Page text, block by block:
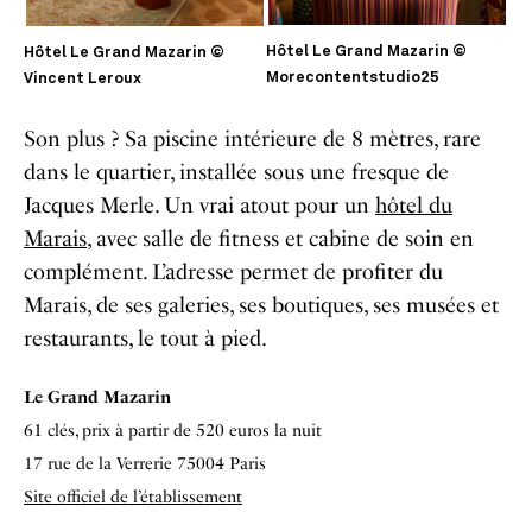
Hôtel Le Grand Mazarin ©
Vincent Leroux
Hôtel Le Grand Mazarin ©
Morecontentstudio25
Son plus ? Sa piscine intérieure de 8 mètres, rare
dans le quartier, installée sous une fresque de
Jacques Merle. Un vrai atout pour un hôtel du
Marais, avec salle de fitness et cabine de soin en
complément. L’adresse permet de profiter du
Marais, de ses galeries, ses boutiques, ses musées et
restaurants, le tout à pied.
Le Grand Mazarin
61 clés, prix à partir de 520 euros la nuit
17 rue de la Verrerie 75004 Paris
Site officiel de l’établissement